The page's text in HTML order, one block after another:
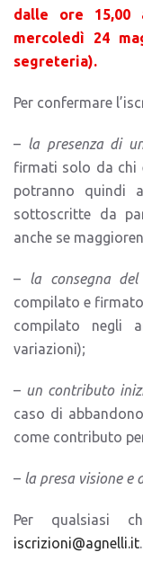
dalle ore 15,00
mercoledì 24
segreteria).
Per confermare
– la presenza di
firmati solo da chi
potranno quindi
sottoscritte da
anche se
– la consegna
compilato e
compilato negli
variazioni);
– un contributo
caso di
come contributo
– la presa visione e
Per qualsiasi
iscrizioni@agnelli.it.